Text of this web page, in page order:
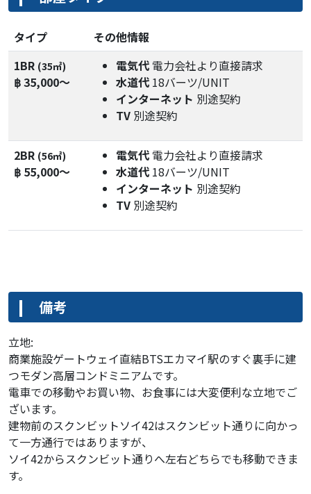
タイプ
その他情報
1BR (35㎡)
฿ 35,000～
電気代 電力会社より直接請求
水道代 18バーツ/UNIT
インターネット 別途契約
TV 別途契約
2BR (56㎡)
฿ 55,000～
電気代 電力会社より直接請求
水道代 18バーツ/UNIT
インターネット 別途契約
TV 別途契約
備考
立地:
商業施設ゲートウェイ直結BTSエカマイ駅のすぐ裏手に建
つモダン高層コンドミニアムです。
電車での移動やお買い物、お食事には大変便利な立地でご
ざいます。
建物前のスクンビットソイ42はスクンビット通りに向かっ
て一方通行ではありますが、
ソイ42からスクンビット通りへ左右どちらでも移動できま
す。